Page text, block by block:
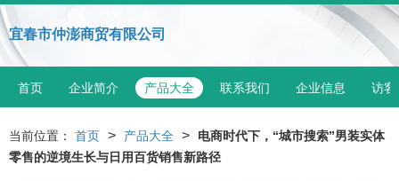
宜春市仲澎商贸有限公司
首页 企业简介 产品大全 联系我们 企业信息 访客
当前位置： 首页 > 产品大全 >
电商时代下，“城市搜索”男装实体
零售的逆境生长与日用百货销售新路径